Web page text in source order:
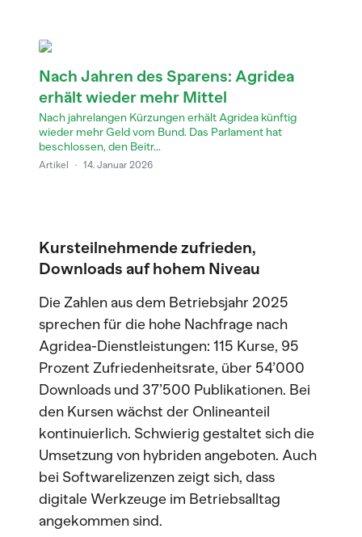
Nach Jahren des Sparens: Agridea
erhält wieder mehr Mittel
Nach jahrelangen Kürzungen erhält Agridea künftig
wieder mehr Geld vom Bund. Das Parlament hat
beschlossen, den Beitr...
Artikel · 14. Januar 2026
Kursteilnehmende zufrieden,
Downloads auf hohem Niveau
Die Zahlen aus dem Betriebsjahr 2025
sprechen für die hohe Nachfrage nach
Agridea-Dienstleistungen: 115 Kurse, 95
Prozent Zufriedenheitsrate, über 54’000
Downloads und 37’500 Publikationen. Bei
den Kursen wächst der Onlineanteil
kontinuierlich. Schwierig gestaltet sich die
Umsetzung von hybriden angeboten. Auch
bei Softwarelizenzen zeigt sich, dass
digitale Werkzeuge im Betriebsalltag
angekommen sind.